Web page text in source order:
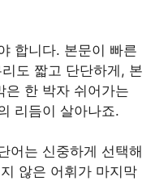
합니다. 본문이 빠른
도 짧고 단단하게, 본
은 한 박자 쉬어가는
리듬이 살아나죠.
어는 신중하게 선택해
않은 어휘가 마지막